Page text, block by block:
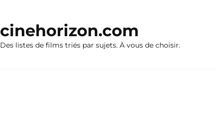
cinehorizon.com
Des listes de films triés par sujets. À vous de choisir.